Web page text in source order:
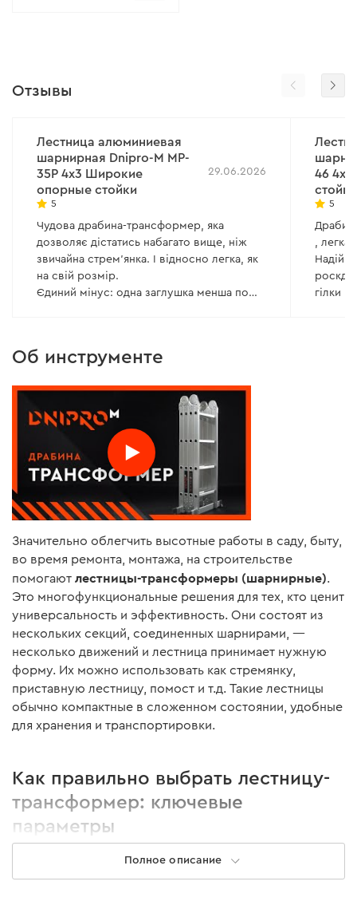
Отзывы
Лестница алюминиевая
шарнирная Dnipro-M MP-
35P 4x3 Широкие
опорные стойки
5
29.06.2026
Чудова драбина-трансформер, яка
дозволяє дістатись набагато вище, ніж
звичайна стрем'янка. І відносно легка, як
на свій розмір.
Єдиний мінус: одна заглушка менша по
46
стойки
5
, легка
гілки
Об инструменте
Значительно облегчить высотные работы в саду, быту,
во время ремонта, монтажа, на строительстве
помогают лестницы-трансформеры (шарнирные).
Это многофункциональные решения для тех, кто ценит
универсальность и эффективность. Они состоят из
нескольких секций, соединенных шарнирами, —
несколько движений и лестница принимает нужную
форму. Их можно использовать как стремянку,
приставную лестницу, помост и т.д. Такие лестницы
обычно компактные в сложенном состоянии, удобные
для хранения и транспортировки.
Как правильно выбрать лестницу-
трансформер: ключевые
параметры
Разнообразие моделей позволяет подобрать вариант
Полное описание